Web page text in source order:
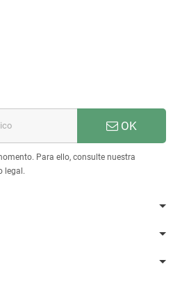
OK
Para ello, consulte nuestra
legal.